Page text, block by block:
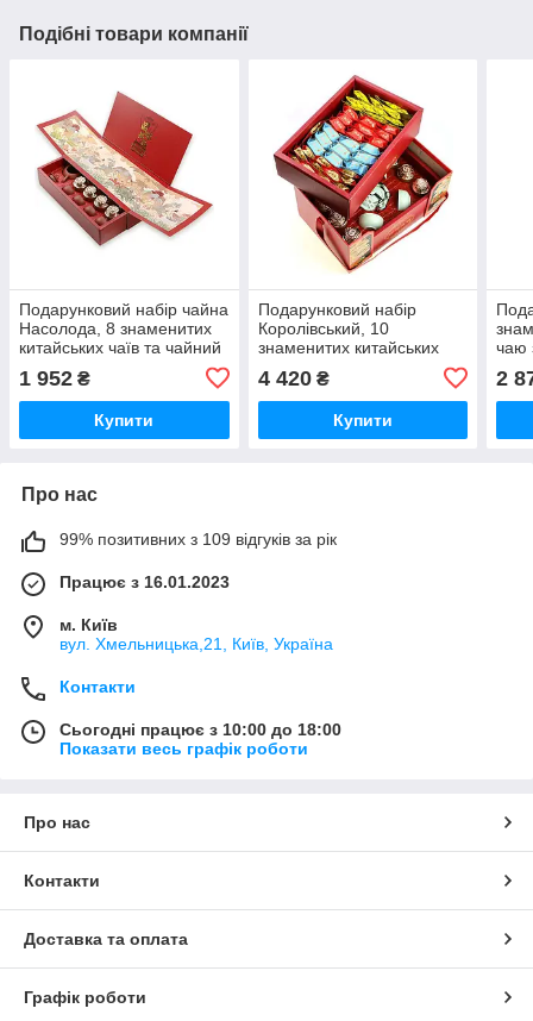
Подібні товари компанії
Подарунковий набір чайна
Насолода, 8 знаменитих
китайських чаїв та чайний
1 952 ₴
Купити
Подарунковий набір
Королівський, 10
знаменитих китайських
чаїв та чайний сервіз на 4
персони
4 420₴
Купити
чаю
2
Про нас
99% позитивних з 109 відгуків за рік
Працює з 16.01.2023
м. Київ
вул. Хмельницька,21, Київ, Україна
Контакти
Сьогодні працює з 10:00 до 18:00
Показати весь графік роботи
Про нас
Контакти
Доставка та оплата
Графік роботи